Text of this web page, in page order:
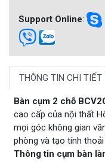
Support Online:
THÔNG TIN CHI TIẾT
Bàn cụm 2 chỗ
cao cấp của nội thất
mọi góc không gian
phòng và tạo tính
Thông tin cụm bàn